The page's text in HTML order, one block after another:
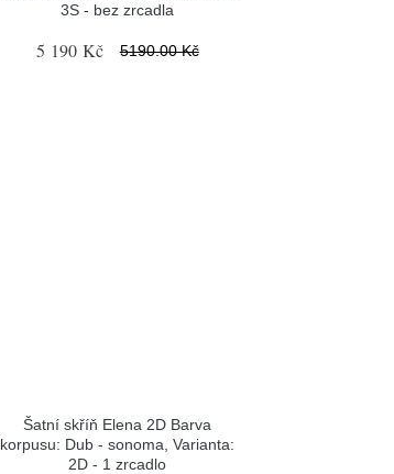
3S - bez zrcadla
5 190 Kč 5190.00 Kč
Šatní skříň Elena 2D Barva
korpusu: Dub - sonoma, Varianta:
2D - 1 zrcadlo